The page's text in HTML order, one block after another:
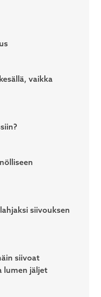
vaikka
siivouksen
siivoat
lumen jäljet